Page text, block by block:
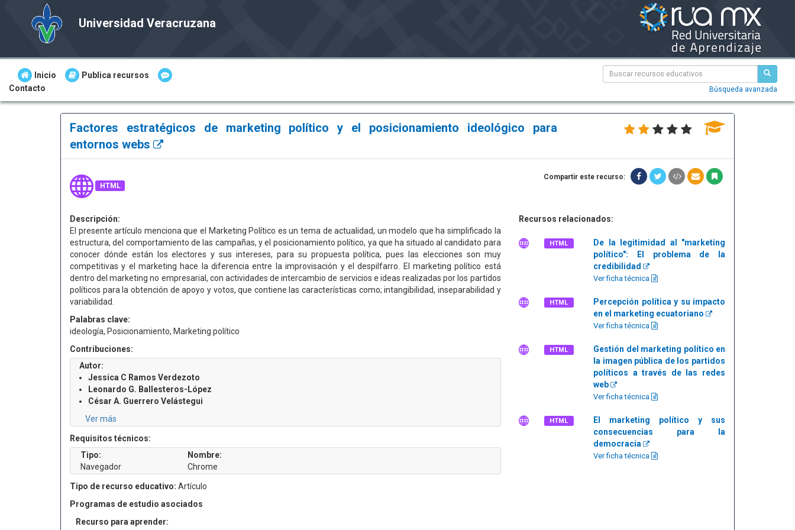
Universidad Veracruzana
Inicio
Publica recursos
Contacto
Búsqueda avanzada
Factores estratégicos de marketing político y el posicionamiento ideológico para
entornos webs
HTML
Compartir este recurso:
Descripción:
El presente artículo menciona que el Marketing Político es un tema de actualidad, un modelo que ha simplificado la
estructura, del comportamiento de las campañas, y el posicionamiento político, ya que ha situado al candidato para
conocer dónde están los electores y sus intereses, para su propuesta política, pues las elecciones son muy
competitivas y el marketing hace la diferencia entre la improvisación y el despilfarro. El marketing político está
dentro del marketing no empresarial, con actividades de intercambio de servicios e ideas realizadas por los partidos
políticos para la obtención de apoyo y votos, que contiene las características como; intangibilidad, inseparabilidad y
variabilidad.
Palabras clave:
ideología, Posicionamiento, Marketing político
Contribuciones:
Autor:
Jessica C Ramos Verdezoto
Leonardo G. Ballesteros-López
César A. Guerrero Velástegui
Ver más
Requisitos técnicos:
Tipo:
Navegador
Nombre:
Chrome
Tipo de recurso educativo: Artículo
Programas de estudio asociados
Recurso para aprender:
Recursos relacionados:
HTML
De la legitimidad al "marketing
político": El problema de la
credibilidad
Ver ficha técnica
HTML
Percepción política y su impacto
en el marketing ecuatoriano
Ver ficha técnica
HTML
Gestión del marketing político en
la imagen pública de los partidos
políticos a través de las redes
web
Ver ficha técnica
HTML
El marketing político y sus
consecuencias para la
democracia
Ver ficha técnica